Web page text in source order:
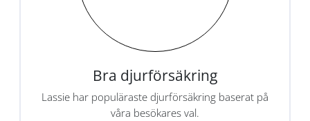
Bra djurförsäkring
Lassie har populäraste djurförsäkring baserat på
våra besökares val.